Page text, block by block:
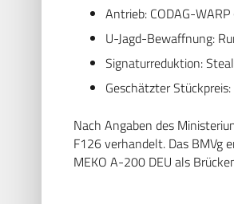
Antrieb: CODAG-
U-Jagd-Bewaffnung:
Signaturreduktion:
Geschätzter
Nach Angaben des
F126 verhandelt. Das BMVg
MEKO A-200 DEU als